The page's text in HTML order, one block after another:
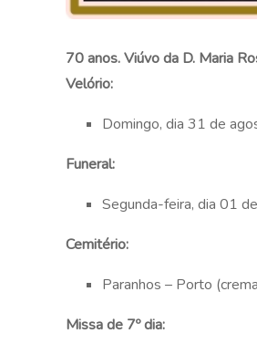
70 anos. Viúvo da D. Maria
Velório:
Domingo, dia 31 de
Funeral:
Segunda-feira, dia 01
Cemitério:
Paranhos – Porto
Missa de 7º dia: